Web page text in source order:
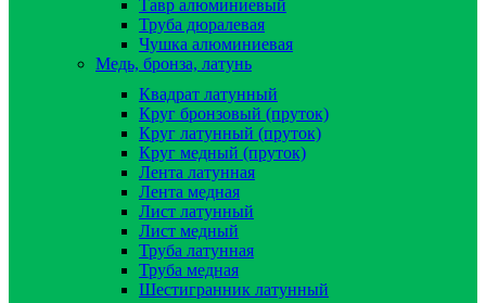
Тавр алюминиевый
Труба дюралевая
Чушка алюминиевая
Медь, бронза, латунь
Квадрат латунный
Круг бронзовый (пруток)
Круг латунный (пруток)
Круг медный (пруток)
Лента латунная
Лента медная
Лист латунный
Лист медный
Труба латунная
Труба медная
Шестигранник латунный